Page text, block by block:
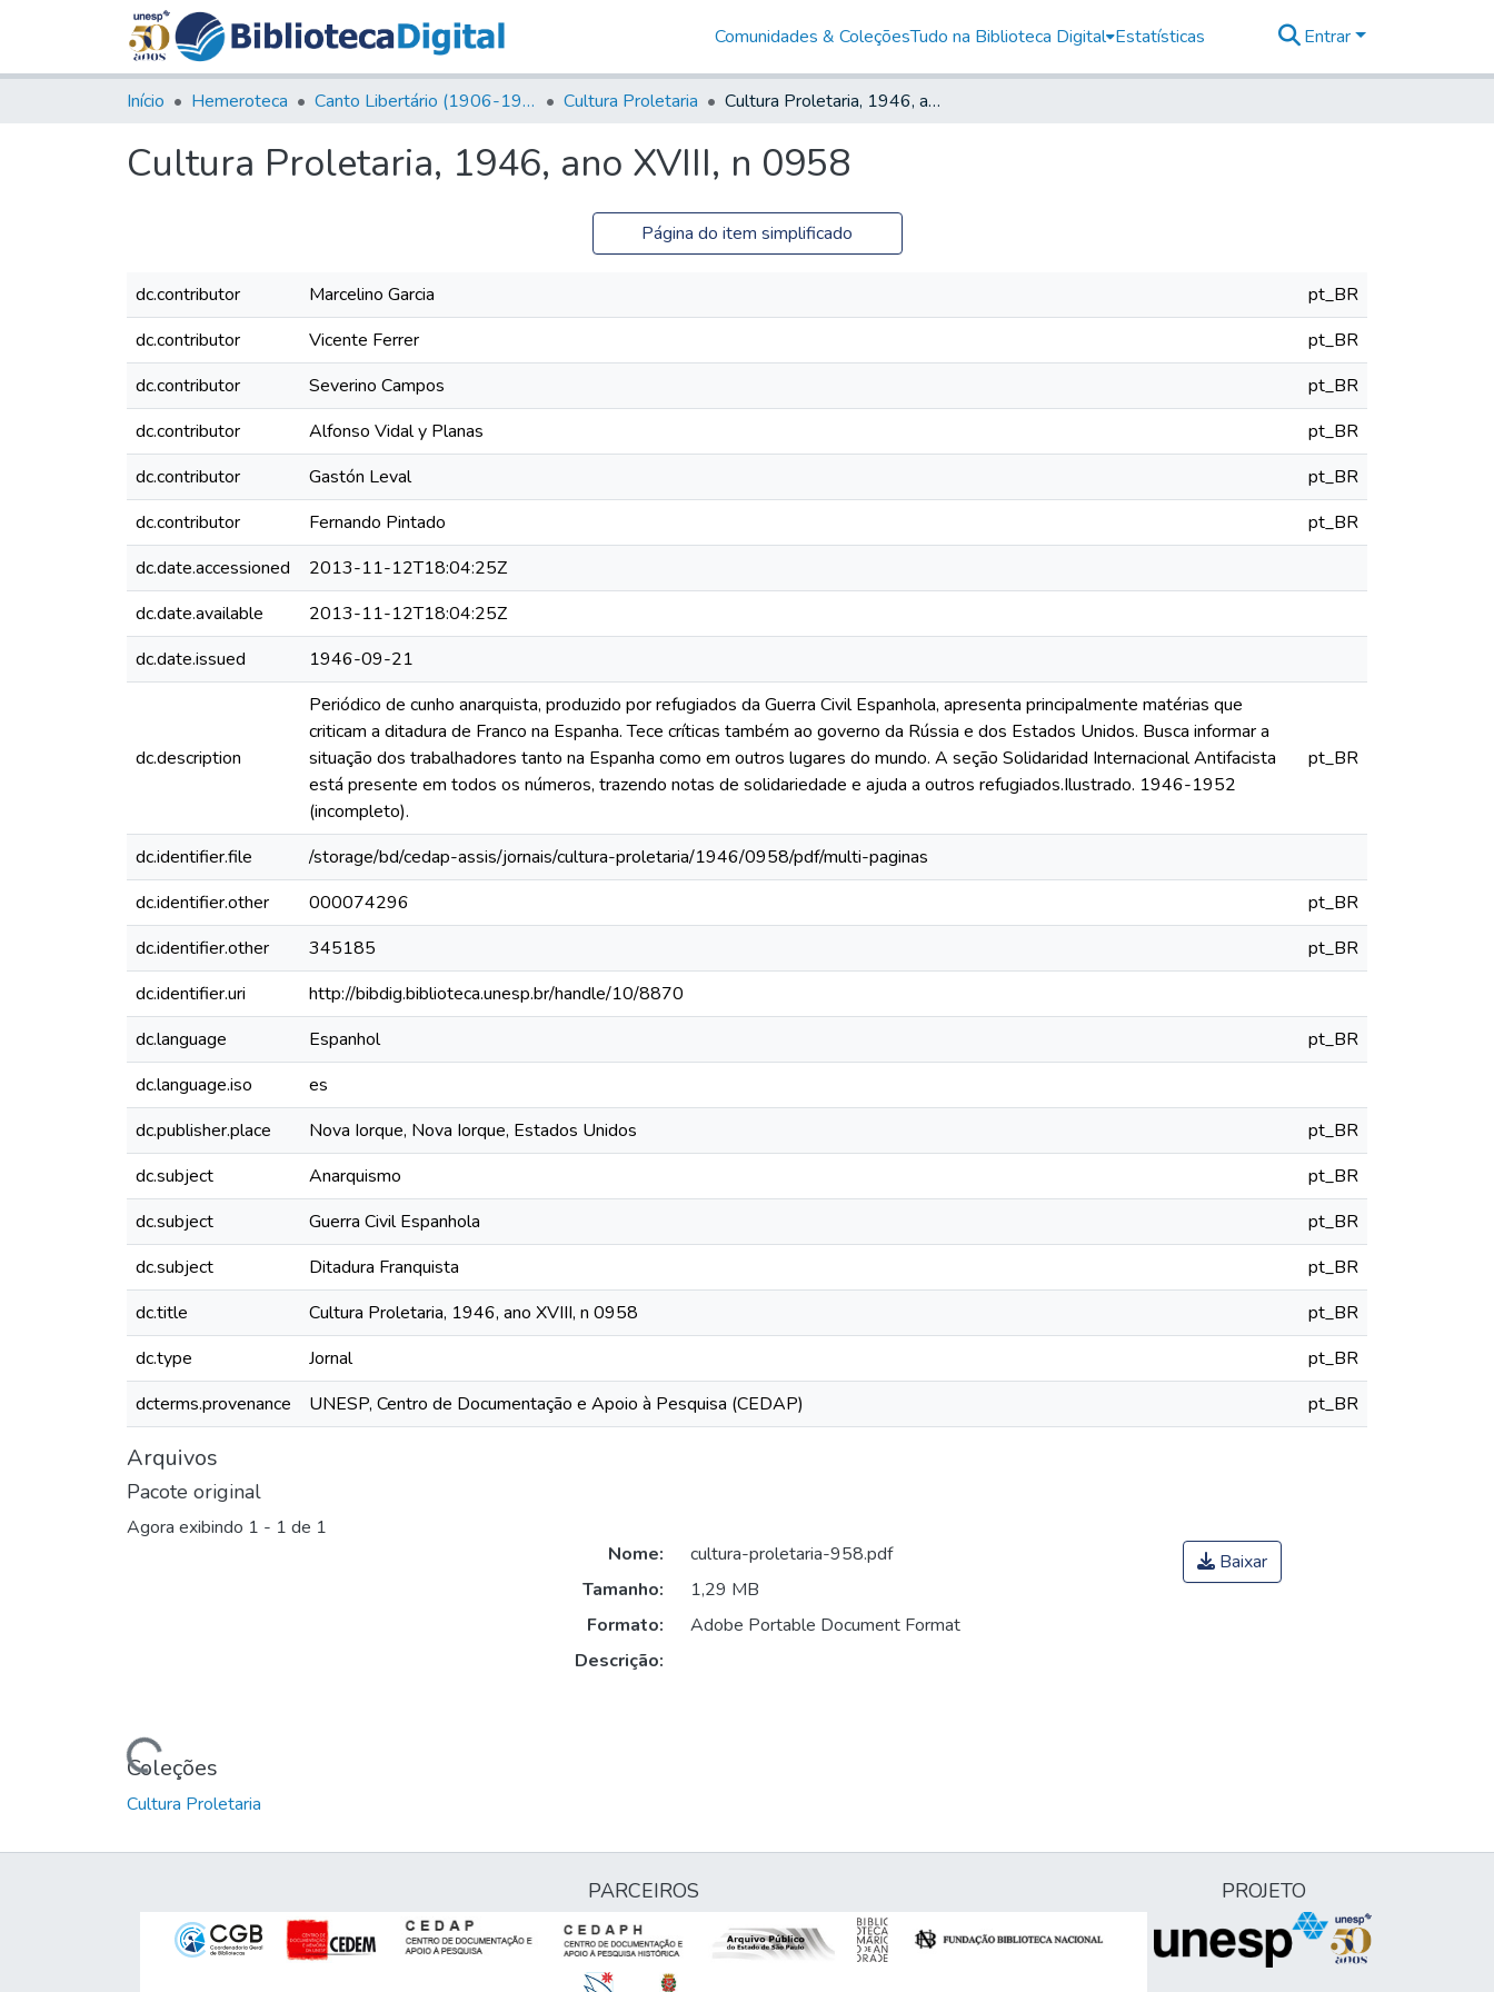
Comunidades & ColeçõesTudo na Biblioteca Digital Estatísticas Entrar
Início Hemeroteca Canto Libertário (1906-1995) Cultura Proletaria Cultura Proletaria, 1946, ano XVIII, n 0958
Cultura Proletaria, 1946, ano XVIII, n 0958
Página do item simplificado
dc.contributor Marcelino Garcia
pt_BR
dc.contributor
Vicente Ferrer
pt_BR
dc.contributor
Severino Campos
pt_BR
dc.contributor
Alfonso Vidal y Planas
pt_BR
dc.contributor
Gastón Leval
pt_BR
dc.contributor
Fernando Pintado
pt_BR
dc.date.accessioned
2013-11-12T18:04:25Z
dc.date.available
2013-11-12T18:04:25Z
dc.date.issued
1946-09-21
dc.description
Periódico de cunho anarquista, produzido por refugiados da Guerra Civil Espanhola, apresenta principalmente matérias que
criticam a ditadura de Franco na Espanha. Tece críticas também ao governo da Rússia e dos Estados Unidos. Busca informar a
situação dos trabalhadores tanto na Espanha como em outros lugares do mundo. A seção Solidaridad Internacional Antifacista
está presente em todos os números, trazendo notas de solidariedade e ajuda a outros refugiados.Ilustrado. 1946-1952
(incompleto).
pt_BR
dc.identifier.file
/storage/bd/cedap-assis/jornais/cultura-proletaria/1946/0958/pdf/multi-paginas
dc.identifier.other
000074296
pt_BR
dc.identifier.other
345185
pt_BR
dc.identifier.uri
http://bibdig.biblioteca.unesp.br/handle/10/8870
dc.language
Espanhol
pt_BR
dc.language.iso
es
dc.publisher.place
Nova Iorque, Nova Iorque, Estados Unidos
pt_BR
dc.subject
Anarquismo
pt_BR
dc.subject
Guerra Civil Espanhola
pt_BR
dc.subject
Ditadura Franquista
pt_BR
dc.title
Cultura Proletaria, 1946, ano XVIII, n 0958
pt_BR
dc.type
Jornal
pt_BR
dcterms.provenance
UNESP, Centro de Documentação e Apoio à Pesquisa (CEDAP) pt_BR
Arquivos
Pacote original
Agora exibindo 1 - 1 de 1
Carregando...
Nome:
cultura-proletaria-958.pdf
Tamanho:
1,29 MB
Formato:
Adobe Portable Document Format
Descrição:
Baixar
Coleções
Cultura Proletaria
PARCEIROS PROJETO